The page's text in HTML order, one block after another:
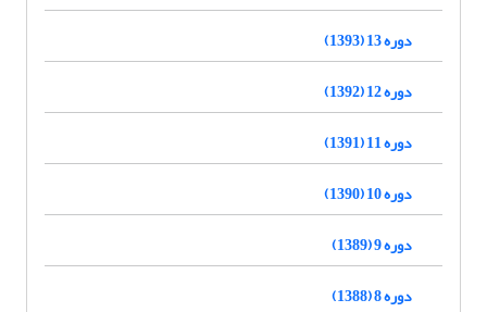
دوره 13 (1393)
دوره 12 (1392)
دوره 11 (1391)
دوره 10 (1390)
دوره 9 (1389)
دوره 8 (1388)